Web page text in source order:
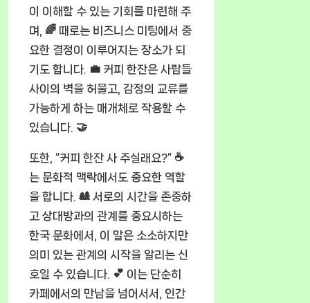
이 이해할 수 있는 기회를 마련해 주
며, 🌈 때로는 비즈니스 미팅에서 중
요한 결정이 이루어지는 장소가 되
기도 합니다. 💼 커피 한잔은 사람들
사이의 벽을 허물고, 감정의 교류를
가능하게 하는 매개체로 작용할 수
있습니다. 🤝
또한, “커피 한잔 사 주실래요?” ☕
는 문화적 맥락에서도 중요한 역할
을 합니다. 🎎 서로의 시간을 존중하
고 상대방과의 관계를 중요시하는
한국 문화에서, 이 말은 소소하지만
의미 있는 관계의 시작을 알리는 신
호일 수 있습니다. 💕 이는 단순히
카페에서의 만남을 넘어서서, 인간